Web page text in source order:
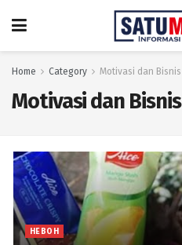
Home Category Motivasi dan Bisnis
Motivasi dan Bisnis
HEBOH